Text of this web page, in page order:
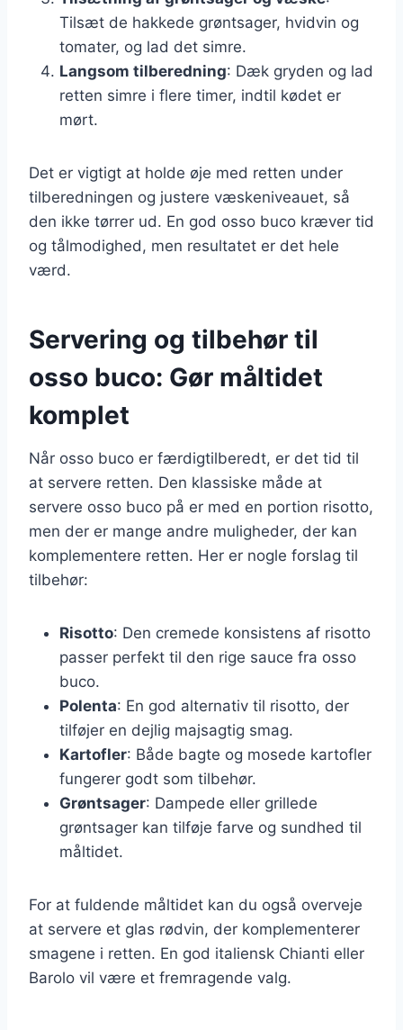
Tilsæt de hakkede grøntsager, hvidvin og
tomater, og lad det simre.
Langsom tilberedning: Dæk gryden og lad
retten simre i flere timer, indtil kødet er
mørt.
Det er vigtigt at holde øje med retten under
tilberedningen og justere væskeniveauet, så
den ikke tørrer ud. En god osso buco kræver tid
og tålmodighed, men resultatet er det hele
værd.
Servering og tilbehør til
osso buco: Gør måltidet
komplet
Når osso buco er færdigtilberedt, er det tid til
at servere retten. Den klassiske måde at
servere osso buco på er med en portion risotto,
men der er mange andre muligheder, der kan
komplementere retten. Her er nogle forslag til
tilbehør:
Risotto: Den cremede konsistens af risotto
passer perfekt til den rige sauce fra osso
buco.
Polenta: En god alternativ til risotto, der
tilføjer en dejlig majsagtig smag.
Kartofler: Både bagte og mosede kartofler
fungerer godt som tilbehør.
Grøntsager: Dampede eller grillede
grøntsager kan tilføje farve og sundhed til
måltidet.
For at fuldende måltidet kan du også overveje
at servere et glas rødvin, der komplementerer
smagene i retten. En god italiensk Chianti eller
Barolo vil være et fremragende valg.